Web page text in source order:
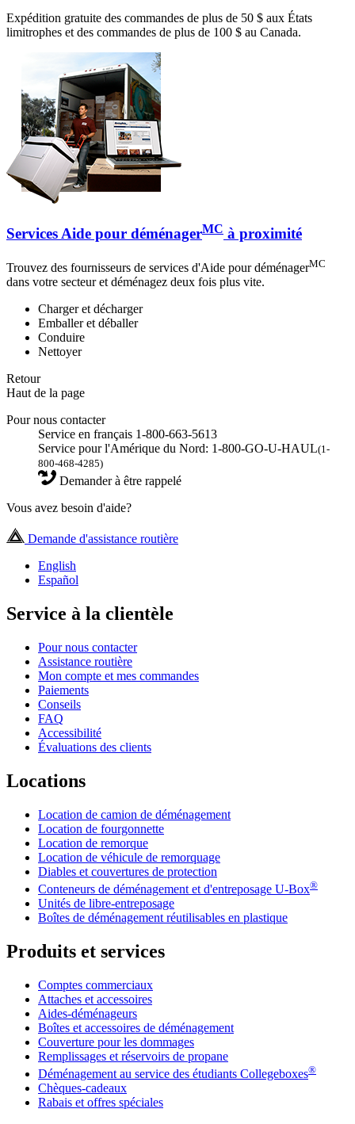
Expédition gratuite des commandes de plus de 50 $ aux États
limitrophes et des commandes de plus de 100 $ au Canada.
Services Aide pour déménagerMC à proximité
Trouvez des fournisseurs de services d'Aide pour déménagerMC
dans votre secteur et déménagez deux fois plus vite.
Charger et décharger
Emballer et déballer
Conduire
Nettoyer
Retour
Haut de la page
Pour nous contacter
Service en français 1-800-663-5613
Service pour l'Amérique du Nord: 1-800-GO-U-HAUL(1-
800-468-4285)
Demander à être rappelé
Vous avez besoin d'aide?
Demande d'assistance routière
English
Español
Service à la clientèle
Pour nous contacter
Assistance routière
Mon compte et mes commandes
Paiements
Conseils
FAQ
Accessibilité
Évaluations des clients
Locations
Location de camion de déménagement
Location de fourgonnette
Location de remorque
Location de véhicule de remorquage
Diables et couvertures de protection
Conteneurs de déménagement et d'entreposage U-Box®
Unités de libre-entreposage
Boîtes de déménagement réutilisables en plastique
Produits et services
Comptes commerciaux
Attaches et accessoires
Aides-déménageurs
Boîtes et accessoires de déménagement
Couverture pour les dommages
Remplissages et réservoirs de propane
Déménagement au service des étudiants Collegeboxes®
Chèques-cadeaux
Rabais et offres spéciales